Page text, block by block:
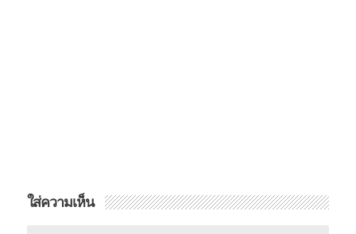
ใส่ความเห็น